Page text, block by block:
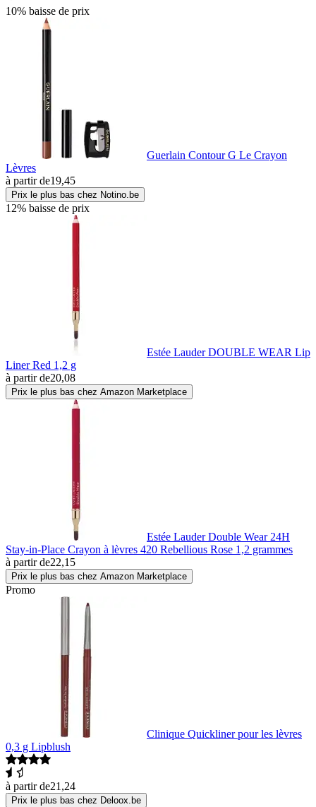
10% baisse de prix
Guerlain Contour G Le Crayon
Lèvres
à partir de19,45
Prix le plus bas chez Notino.be
12% baisse de prix
Estée Lauder DOUBLE WEAR Lip
Liner Red 1,2 g
à partir de20,08
Prix le plus bas chez Amazon Marketplace
Estée Lauder Double Wear 24H
Stay-in-Place Crayon à lèvres 420 Rebellious Rose 1,2 grammes
à partir de22,15
Prix le plus bas chez Amazon Marketplace
Promo
Clinique Quickliner pour les lèvres
0,3 g Lipblush
à partir de21,24
Prix le plus bas chez Deloox.be